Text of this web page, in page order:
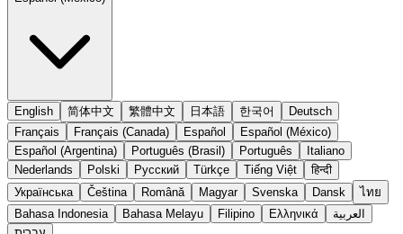
English 简体中文 繁體中文 日本語 한국어
Deutsch
Français
Français (Canada) Español
Español (México)
Español (Argentina)
Português (Brasil) Português
Italiano
Nederlands
Polski Русский Türkçe Tiếng Việt
हिन्दी
Українська
Čeština Română Magyar Svenska Dansk
ไทย
Bahasa Indonesia
Bahasa Melayu Filipino Ελληνικά
العربية